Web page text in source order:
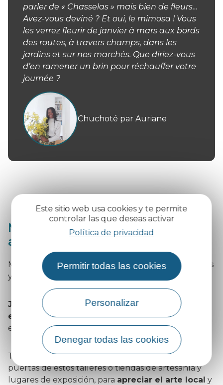
Este sitio web usa cookies y te permite
controlar las que deseas activar
Política de privacidad
Permitir todas las cookies
Personalizar
Denegar todas las cookies
parler de « Chasselas » mais bien de fleurs…
Avez-vous deviné ? Et oui, le mimosa ! Vous
les verrez fleurir de janvier à mars aux bords
des routes, à travers champs, dans les
jardins et sur nos marchés. Que diriez-vous
d’en ramener un brin pour réchauffer votre
journée ?
Chuchoté par Auriane
Moissac, ciudad de artesanos,
artistas y diseñadores
Moissac cuenta con un amplio abanico de artesanos
y artistas.
Joyeros, sopladores de vidrio, marroquineros,
enmarcadores, pintores, esmaltadores... ¡la lista
es interminable!
Tómese su tiempo para abrir de par en par las
puertas de estos talleres o tiendas de artesanía y
lugares de exposición, para apreciar el arte local y